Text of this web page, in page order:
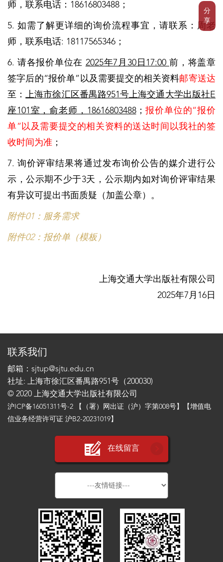
分
享
师，联系电话：18616803488；
5. 如需了解更详细的询价流程事宜，请联系：周老
师，联系电话: 18117565346；
6. 请各报价单位在 2025年7月30日17:00 前，将盖章
签字后的“报价单”以及需要提交的相关资料邮寄送达
至：上海市徐汇区番禺路951号上海交通大学出版社E
座101室，俞老师，18616803488； 报价单位的“报价
单”以及需要提交的相关资料的送达时间以我社的签
收时间为准 ；
7. 询价评审结果将通过发布询价公告的媒介进行公
示，公示期不少于3天，公示期内如对询价评审结果
有异议可提出书面质疑（加盖公章）。
附件01：服务需求
附件02：报价单（模板）
上海交通大学出版社有限公司
2025年7月16日
联系我们
邮箱：sjtup@sjtu.edu.cn
社址: 上海市徐汇区番禺路951号（200030)
© 2020 上海交通大学出版社有限公司
沪ICP备16051311号-2 【（署）网出证（沪）字第008号】【增值电
信业务经营许可证 沪B2-20231019】
在线留言